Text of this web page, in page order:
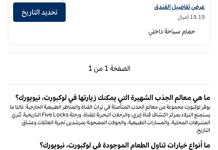
عرض تفاصيل الفندق لفندق دبل تري من هيلتون نياجرا فولز نيويورك
عرض تفاصيل الفندق
19.19 أميال
تحديد التاريخ
حمام سباحة داخلي
الصفحة 1 من 1
الصفحة السابقة، 1 من 1
الصفحة 1 من 1
ما هي معالم الجذب الشهيرة التي يمكنك زيارتها في لوكبورت، نيويورك؟
يوفر لوكبورت مجموعة من معالم الجذب المتأصلة في تراث القناة والمناظر الطبيعية الخارجية. غالبًا ما
يستمتع النزلاء بمركز اكتشاف قناة إيري، والرحلات البحرية للقناة، ورحلة Five Locks التاريخية. تُثري
المتنزهات المحلية، والمسارات الطبيعية، والجولات المصحوبة بمرشدين تجربة العائلات وعشاق
التاريخ.
ما أنواع خيارات تناول الطعام الموجودة في لوكبورت، نيويورك؟